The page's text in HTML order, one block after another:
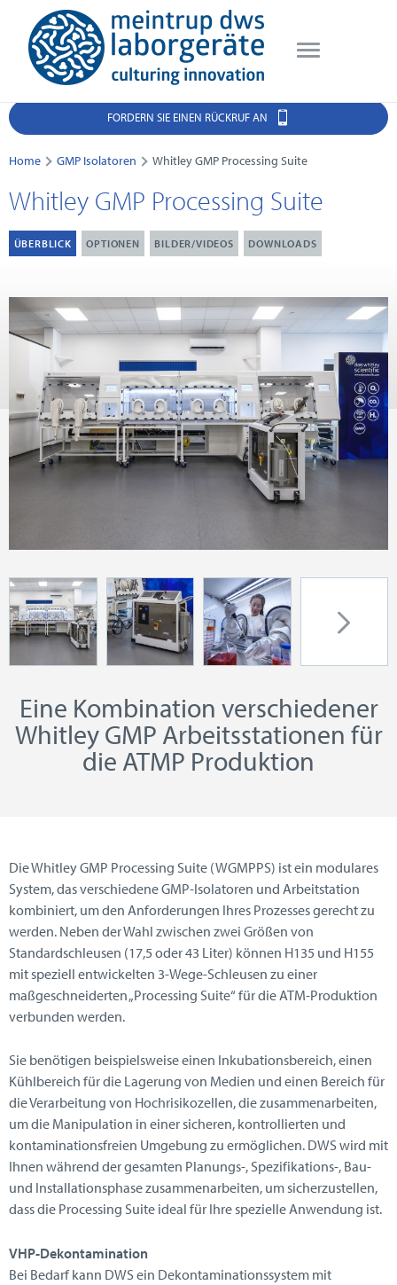
FORDERN SIE EINEN RÜCKRUF AN
Home GMP Isolatoren Whitley GMP Processing Suite
Whitley GMP Processing Suite
ÜBERBLICK OPTIONEN BILDER/VIDEOS DOWNLOADS
Eine Kombination verschiedener
Whitley GMP Arbeitsstationen für
die ATMP Produktion
Die Whitley GMP Processing Suite (WGMPPS) ist ein modulares
System, das verschiedene GMP-Isolatoren und Arbeitstation
kombiniert, um den Anforderungen Ihres Prozesses gerecht zu
werden. Neben der Wahl zwischen zwei Größen von
Standardschleusen (17,5 oder 43 Liter) können H135 und H155
mit speziell entwickelten 3-Wege-Schleusen zu einer
maßgeschneiderten „Processing Suite“ für die ATM-Produktion
verbunden werden.
Sie benötigen beispielsweise einen Inkubationsbereich, einen
Kühlbereich für die Lagerung von Medien und einen Bereich für
die Verarbeitung von Hochrisikozellen, die zusammenarbeiten,
um die Manipulation in einer sicheren, kontrollierten und
kontaminationsfreien Umgebung zu ermöglichen. DWS wird mit
Ihnen während der gesamten Planungs-, Spezifikations-, Bau-
und Installationsphase zusammenarbeiten, um sicherzustellen,
dass die Processing Suite ideal für Ihre spezielle Anwendung ist.
VHP-Dekontamination
Bei Bedarf kann DWS ein Dekontaminationssystem mit